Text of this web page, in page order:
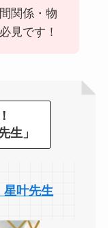
関係・物
見です！
生」
叶先生